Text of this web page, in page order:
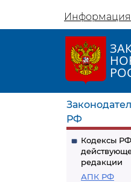
Информация
РФ
Кодексы
редакции
АПК РФ